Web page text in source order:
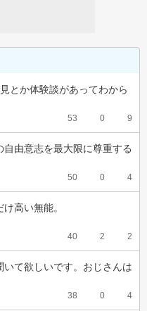
とか体験談があってわから
53 0 9
由意志を最大限に尊重する
50 0 4
高い無能。
40 2 2
て欲しいです。おじさんは
38 0 4